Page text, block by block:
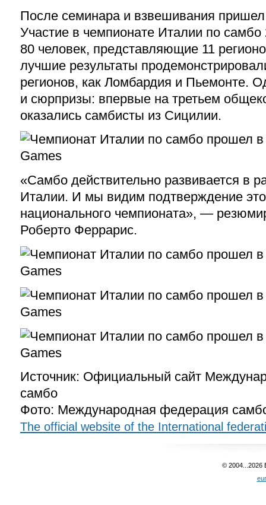
После семинара и взвешивания
Участие в чемпионате Италии по
80 человек, представляющие 11
лучшие результаты
регионов, как Ломбардия и Пьемонте.
и сюрпризы: впервые на третьем
оказались самбисты из Сицилии.
«Самбо действительно развивается в
Италии. И мы видим подтверждение
национального чемпионата», —
Роберто Феррарис.
Источник: Официальный сайт
самбо
Фото: Международная федерация
The official website of the International
© 2004...2026